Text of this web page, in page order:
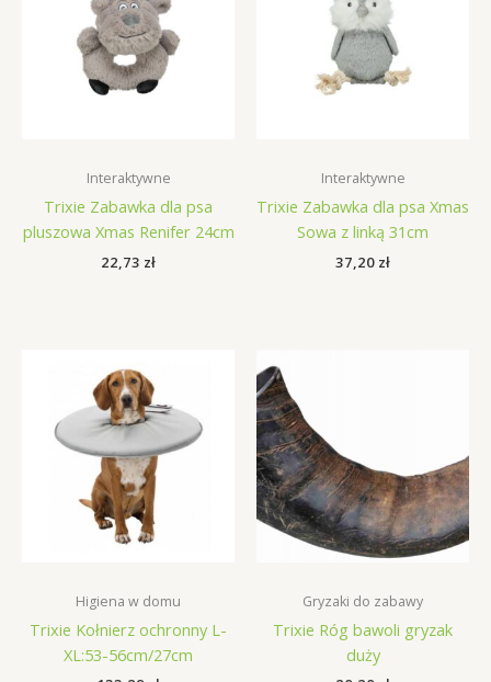
Interaktywne
Trixie Zabawka dla psa
pluszowa Xmas Renifer 24cm
22,73 zł
Interaktywne
Trixie Zabawka dla psa Xmas
Sowa z linką 31cm
37,20 zł
Higiena w domu
Trixie Kołnierz ochronny L-
XL:53-56cm/27cm
Gryzaki do zabawy
Trixie Róg bawoli gryzak
duży